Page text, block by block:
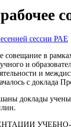
совещание в
и
и
с доклада
доклады
УЧЕБНО-